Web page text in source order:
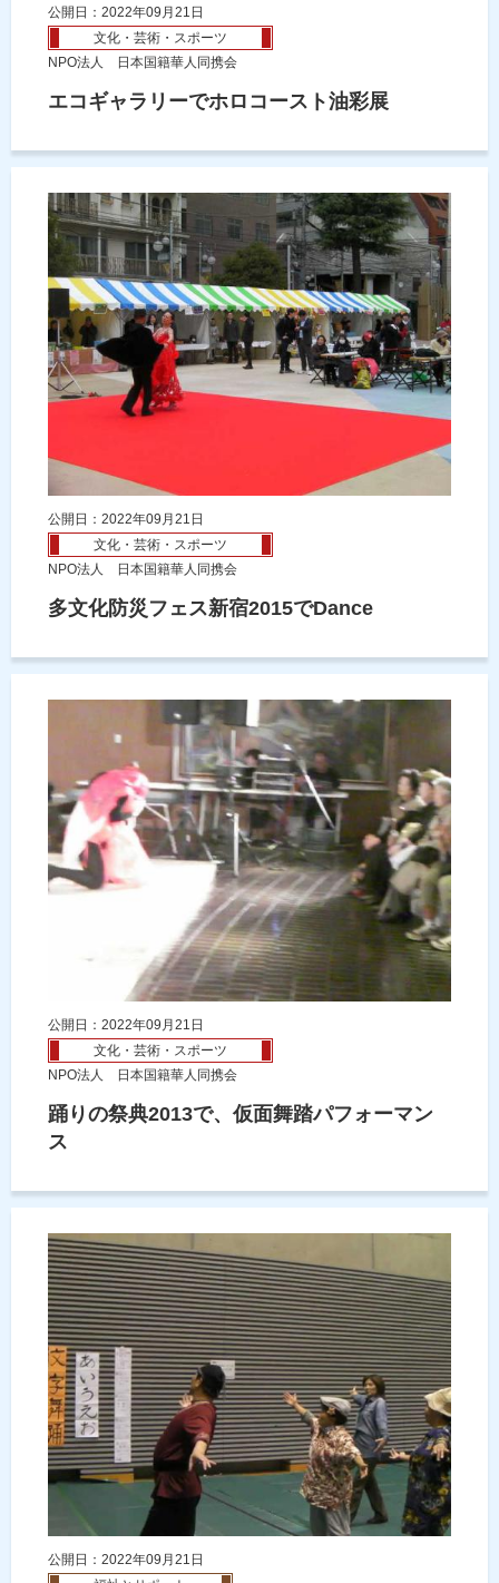
公開日：2022年09月21日
文化・芸術・スポーツ
NPO法人 日本国籍華人同携会
エコギャラリーでホロコースト油彩展
公開日：2022年09月21日
文化・芸術・スポーツ
NPO法人 日本国籍華人同携会
多文化防災フェス新宿2015でDance
公開日：2022年09月21日
文化・芸術・スポーツ
NPO法人 日本国籍華人同携会
踊りの祭典2013で、仮面舞踏パフォーマン
ス
公開日：2022年09月21日